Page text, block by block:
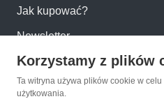
Jak kupować?
Newsletter
Konto
Korzystamy z plików
Ta witryna używa plików cookie w
użytkowania.